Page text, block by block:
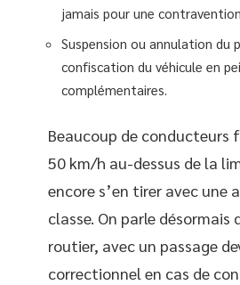
jamais pour une
Suspension ou annulation du
confiscation du véhicule en
complémentaires.
Beaucoup de conducteurs
50 km/h au-dessus de la
encore s’en tirer avec une
classe. On parle désormais
routier, avec un passage
correctionnel en cas de